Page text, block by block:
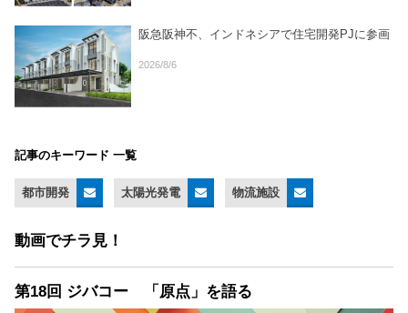
阪急阪神不、インドネシアで住宅開発PJに参画
2026/8/6
記事のキーワード 一覧
都市開発 太陽光発電 物流施設
動画でチラ見！
第18回 ジバコー 「原点」を語る